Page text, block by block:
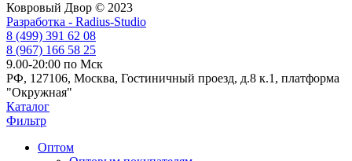
Ковровый Двор © 2023
Разработка - Radius-Studio
8 (499) 391 62 08
8 (967) 166 58 25
9.00-20:00 по Мск
РФ, 127106, Москва, Гостиничный проезд, д.8 к.1, платформа
"Окружная"
Каталог
Фильтр
Оптом